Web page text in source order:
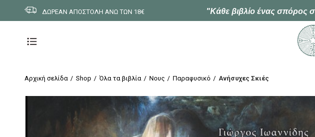
ΔΩΡΕΑΝ ΑΠΟΣΤΟΛΗ ΑΝΩ ΤΩΝ 18€ "Κάθε βιβλίο ένας σπόρος
Αρχική σελίδα Shop Όλα τα βιβλία Νους Παραφυσικό Ανήσυχες Σκιές